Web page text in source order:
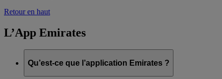
Retour en haut
L’App Emirates
Qu’est-ce que l’application Emirates ?